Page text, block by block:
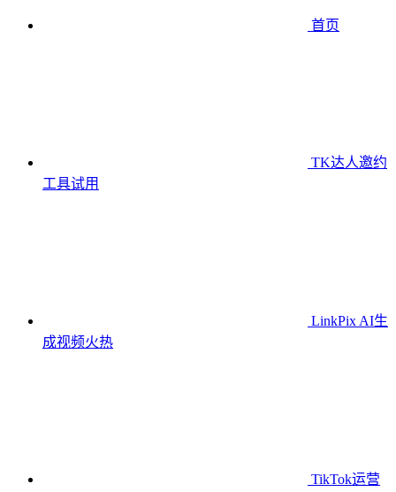
首页
TK达人邀约
工具试用
LinkPix AI生
成视频火热
TikTok运营